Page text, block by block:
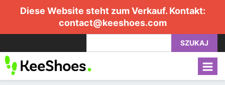
Diese Website steht zum Verkauf. Kontakt:
contact@keeshoes.com
SZUKAJ